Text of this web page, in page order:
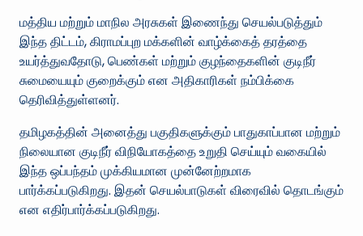
மத்திய மற்றும் மாநில அரசுகள் இணைந்து செயல்படுத்தும்
இந்த திட்டம், கிராமப்புற மக்களின் வாழ்க்கைத் தரத்தை
உயர்த்துவதோடு, பெண்கள் மற்றும் குழந்தைகளின் குடிநீர்
சுமையையும் குறைக்கும் என அதிகாரிகள் நம்பிக்கை
தெரிவித்துள்ளனர்.
தமிழகத்தின் அனைத்து பகுதிகளுக்கும் பாதுகாப்பான மற்றும்
நிலையான குடிநீர் விநியோகத்தை உறுதி செய்யும் வகையில்
இந்த ஒப்பந்தம் முக்கியமான முன்னேற்றமாக
பார்க்கப்படுகிறது. இதன் செயல்பாடுகள் விரைவில் தொடங்கும்
என எதிர்பார்க்கப்படுகிறது.